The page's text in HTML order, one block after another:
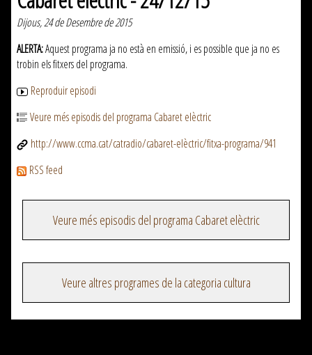
Dijous, 24 de Desembre de 2015
ALERTA:Aquest programa ja no està en emissió, i es possible que ja no es
trobin els fitxers del programa.
Reproduir episodi
Veure més episodis del programa Cabaret elèctric
http://www.ccma.cat/catradio/cabaret-elèctric/fitxa-programa/941
RSS feed
Veure més episodis del programa Cabaret elèctric
Veure altres programes de la categoria cultura